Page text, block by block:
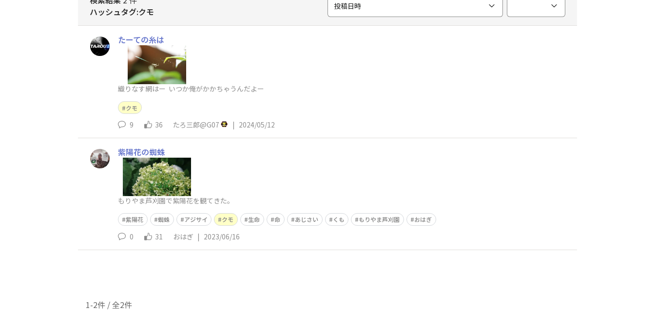
ハッシュタグ:クモ
投稿日時
たーての糸は
織りなす網はー いつか俺がかかちゃうんだよー
クモ
9 36 たろ三郎@G07 | 2024/05/12
紫陽花の蜘蛛
もりやま芦刈園で紫陽花を観てきた。
紫陽花 蜘蛛 アジサイ クモ 生命 命 あじさい くも もりやま芦刈園 おはぎ
0 31 おはぎ | 2023/06/16
1-2件 / 全2件